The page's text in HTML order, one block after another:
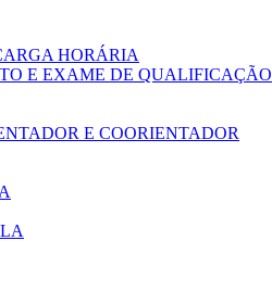
HORÁRIA
E EXAME DE QUALIFICAÇÃO
E COORIENTADOR